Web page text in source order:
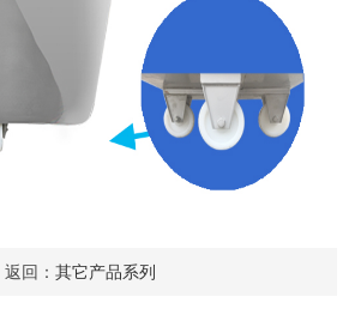
返回： 其它产品系列